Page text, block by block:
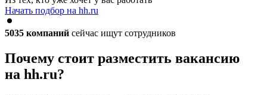
Начать подбор на hh.ru
5035 компаний сейчас ищут сотрудников
Почему стоит разместить вакансию
на hh.ru?